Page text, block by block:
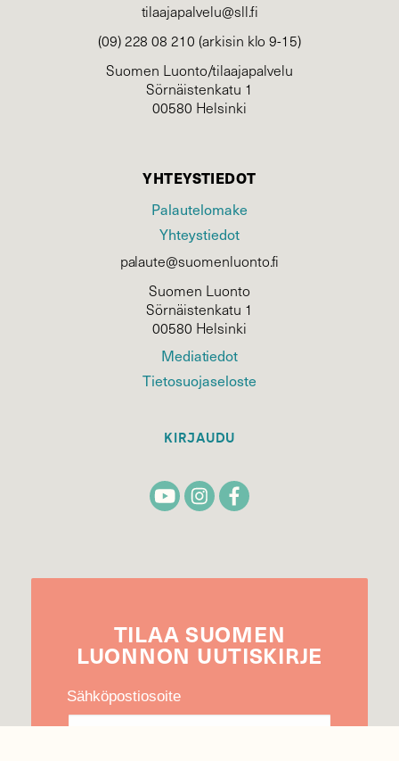
tilaajapalvelu@sll.fi
(09) 228 08 210 (arkisin klo 9-15)
Suomen Luonto/tilaajapalvelu
Sörnäistenkatu 1
00580 Helsinki
YHTEYSTIEDOT
Palautelomake
Yhteystiedot
palaute@suomenluonto.fi
Suomen Luonto
Sörnäistenkatu 1
00580 Helsinki
Mediatiedot
Tietosuojaseloste
KIRJAUDU
TILAA SUOMEN
LUONNON UUTIS­KIRJE
Sähköpostiosoite